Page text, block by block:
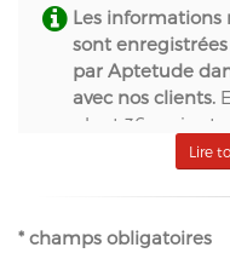
Les informations
sont
par Aptetude
avec nos clients.
pendant 36 mois et
- S.A.S. Aptetude
en qualité de
récipiendaire des
- Natural-net
Lire
* champs obligatoires